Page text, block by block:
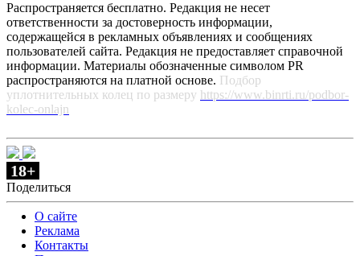
Распространяется бесплатно. Редакция не несет
ответственности за достоверность информации,
содержащейся в рекламных объявлениях и сообщениях
пользователей сайта. Редакция не предоставляет справочной
информации. Материалы обозначенные символом PR
распространяются на платной основе. Подбор
уплотнительных колец по размеру https://www.binrti.ru/podbor-
kolec-onlajn
18+
Поделиться
О сайте
Реклама
Контакты